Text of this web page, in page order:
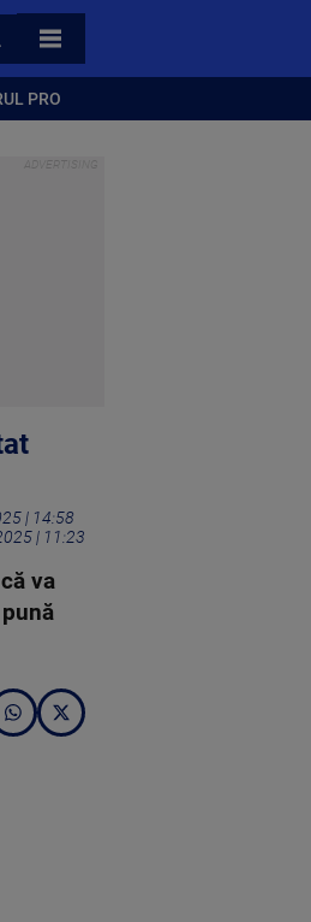
TOATE CATEGORIILE
PRO
| 14:58
| 11:23
va